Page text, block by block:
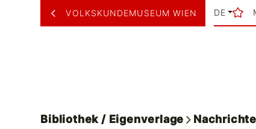
VOLKSKUNDEMUSEUM WIEN DE
Bibliothek / Eigenverlage